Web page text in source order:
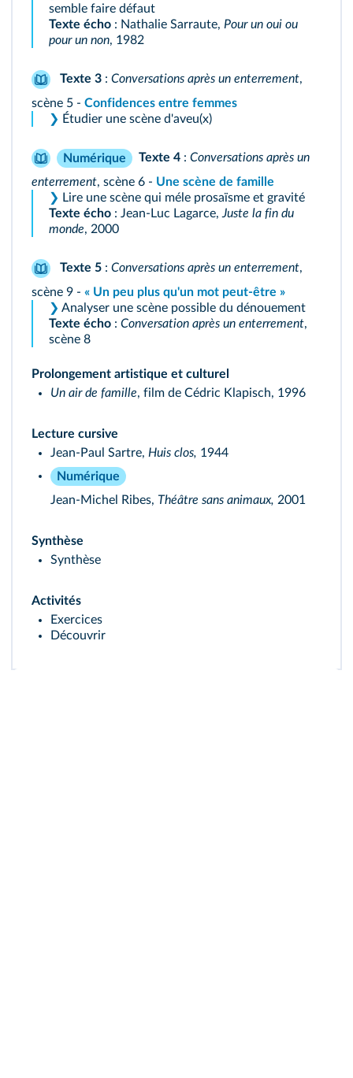
semble faire défaut
Texte écho : Nathalie Sarraute, Pour un oui ou
pour un non, 1982
Texte 3 : Conversations après un enterrement,
scène 5 - Confidences entre femmes
❯ Étudier une scène d'aveu(x)
Numérique Texte 4 : Conversations après un
enterrement, scène 6 - Une scène de famille
❯ Lire une scène qui méle prosaïsme et gravité
Texte écho : Jean-Luc Lagarce, Juste la fin du
monde, 2000
Texte 5 : Conversations après un enterrement,
scène 9 - « Un peu plus qu'un mot peut-être »
❯ Analyser une scène possible du dénouement
Texte écho : Conversation après un enterrement,
scène 8
Prolongement artistique et culturel
Un air de famille, film de Cédric Klapisch, 1996
Lecture cursive
Jean-Paul Sartre, Huis clos, 1944
Numérique
Jean-Michel Ribes, Théâtre sans animaux, 2001
Synthèse
Synthèse
Activités
Exercices
Découvrir